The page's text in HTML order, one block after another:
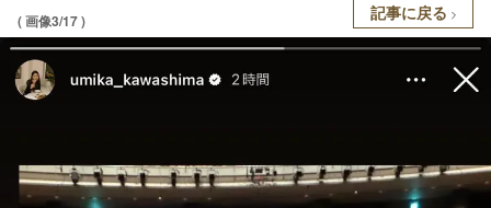
( 画像3/17 ) 記事に戻る